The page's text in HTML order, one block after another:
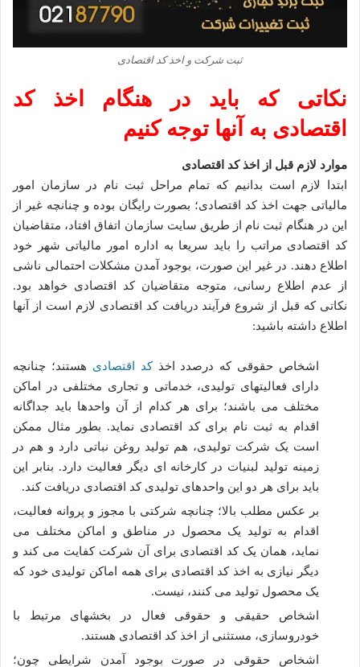
ثبت شرکت و اخذ کد اقتصادی
نکاتی که باید در هنگام اخذ کد
اقتصادی به آنها توجه کنیم
موارد لازم قبل از اخذ کد اقتصادی
ابتدا لازم است بدانیم که تمام مراحل ثبت نام در سازمان امور
مالیاتی جهت اخذ کد اقتصادی؛ بصورت رایگان بوده و چنانچه غیر از
این در هنگام ثبت نام از طریق سایت سازمان اتفاق افتاد، متقاضیان
کد اقتصادی مراتب را باید سریعا به اداره امور مالیاتی شهر خود
اطلاع دهند. در غیر این صورت، بوجود آمدن مشکلات احتمالی ناشی
از عدم اطلاع رسانی، متوجه متقاضیان کد اقتصادی خواهد بود.
نکاتی که قبل از شروع فرآیند دریافت کد اقتصادی لازم است از آنها
اطلاع داشته باشید:
اشخاص حقوقی که درصدد اخذکد اقتصادی هستند؛ چنانچه
دارای فعالیتهای تولیدی، خدماتی و تجاری مختلفی در اماکن
مختلف می باشند؛ برای هر کدام از آن واحدها باید جداگانه
اقدام به ثبت نام برای کد اقتصادی نماید. بطور مثال ممکن
است یک شرکت تولیدی، هم تولید روغن نباتی دارد و هم در
زمینه تولید لبنیات در کارخانه ای دیگر فعالیت دارد. بنابر این
باید برای هر دو این واحدهای تولیدی کد اقتصادی دریافت کند.
بر عکس مطلب بالا؛ چنانچه شرکتی با مجوز و پروانه فعالیت،
اقدام به تولید یک محصول در مناطق و اماکن مختلف می
نماید، همان یک کد اقتصادی برای آن شرکت کفایت می کند و
دیگر نیازی به اخذ کد اقتصادی برای همه اماکن تولیدی خود که
یک محصول تولید می کنند، نیست.
اشخاص حقیقی و حقوقی فعال در بخشهای مرتبط با
خودروسازی، مستثنی از اخذ کد اقتصادی هستند.
اشخاص حقوقی در صورت بوجود آمدن شرایطی چون؛